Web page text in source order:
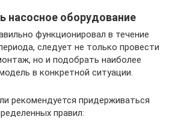
насосное оборудование
функционировал в течение
следует не только провести
но и подобрать наиболее
в конкретной ситуации.
рекомендуется придерживаться
правил: